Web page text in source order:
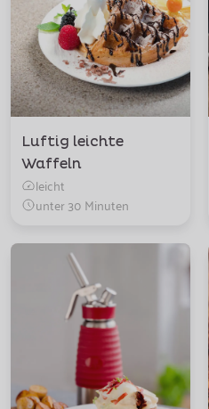
Luftig leichte
Waffeln
leicht
unter 30 Minuten